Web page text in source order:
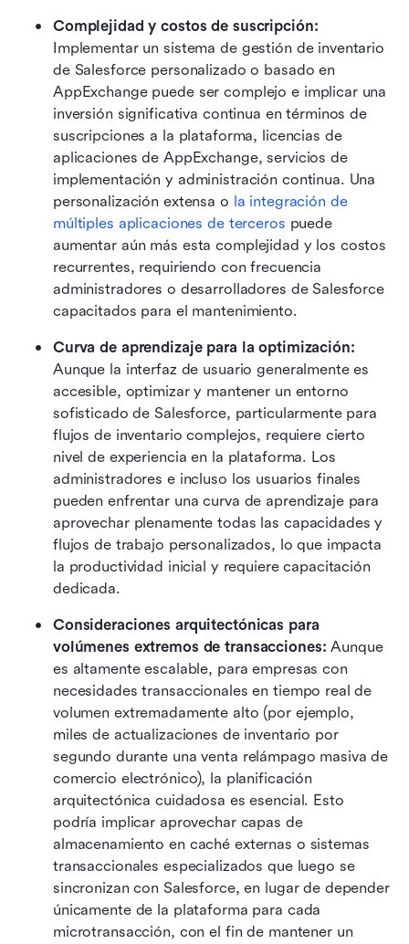
Implementar un sistema de gestión de inventario
de Salesforce personalizado o basado en
AppExchange puede ser complejo e implicar una
inversión significativa continua en términos de
suscripciones a la plataforma, licencias de
aplicaciones de AppExchange, servicios de
implementación y administración continua. Una
personalización extensa o la integración de
múltiples aplicaciones de terceros puede
aumentar aún más esta complejidad y los costos
recurrentes, requiriendo con frecuencia
administradores o desarrolladores de Salesforce
capacitados para el mantenimiento.
Aunque la interfaz de usuario generalmente es
accesible, optimizar y mantener un entorno
sofisticado de Salesforce, particularmente para
flujos de inventario complejos, requiere cierto
nivel de experiencia en la plataforma. Los
administradores e incluso los usuarios finales
pueden enfrentar una curva de aprendizaje para
aprovechar plenamente todas las capacidades y
flujos de trabajo personalizados, lo que impacta
la productividad inicial y requiere capacitación
dedicada.
Consideraciones arquitectónicas para
volúmenes extremos de transacciones: Aunque
es altamente escalable, para empresas con
necesidades transaccionales en tiempo real de
volumen extremadamente alto (por ejemplo,
miles de actualizaciones de inventario por
segundo durante una venta relámpago masiva de
comercio electrónico), la planificación
arquitectónica cuidadosa es esencial. Esto
podría implicar aprovechar capas de
almacenamiento en caché externas o sistemas
transaccionales especializados que luego se
sincronizan con Salesforce, en lugar de depender
únicamente de la plataforma para cada
microtransacción, con el fin de mantener un